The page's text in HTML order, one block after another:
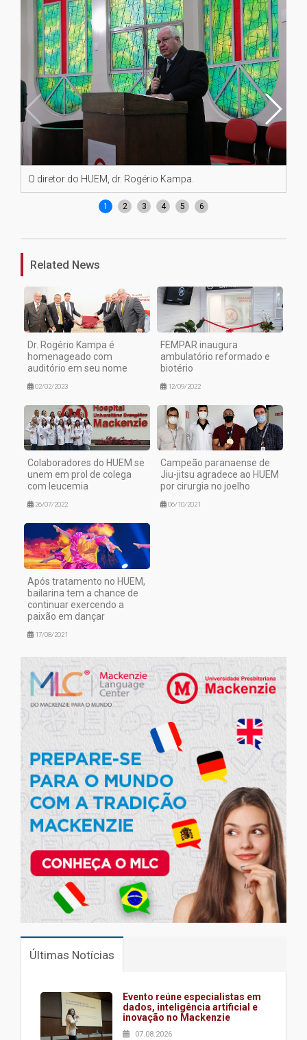
O diretor do HUEM, dr. Rogério Kampa.
1 2 3 4 5 6
Related News
Dr. Rogério Kampa é
homenageado com
auditório em seu nome
02/02/2023
FEMPAR inaugura
ambulatório reformado e
biotério
12/09/2022
Colaboradores do HUEM se
unem em prol de colega
com leucemia
26/07/2022
Campeão paranaense de
Jiu-jitsu agradece ao HUEM
por cirurgia no joelho
06/10/2021
Após tratamento no HUEM,
bailarina tem a chance de
continuar exercendo a
paixão em dançar
17/08/2021
Últimas Notícias
Evento reúne especialistas em
dados, inteligência artificial e
inovação no Mackenzie
07.08.2026